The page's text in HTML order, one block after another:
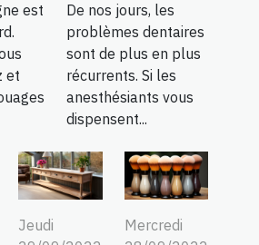
est
et
De nos jours, les
problèmes dentaires
sont de plus en plus
récurrents. Si les
anesthésiants vous
dispensent...
Jeudi
Mercredi